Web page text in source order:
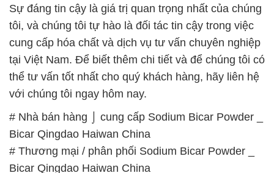
Powder _ Bicar Qingdao Haiwan China
# Địa chỉ bán # thương mại Sodium Bicar Powder _
Bicar Qingdao Haiwan China
# Công ty bán § cung ứng Sodium Bicar Powder _
Bicar Qingdao Haiwan China
# Địa chỉ chuyên cung cấp © cung ứng Sodium
Bicar Powder _ Bicar Qingdao Haiwan China
# Nơi chuyên cung cấp › kinh doanh Sodium Bicar
Powder _ Bicar Qingdao Haiwan China
# Công ty cung cấp ═ phân phối Sodium Bicar